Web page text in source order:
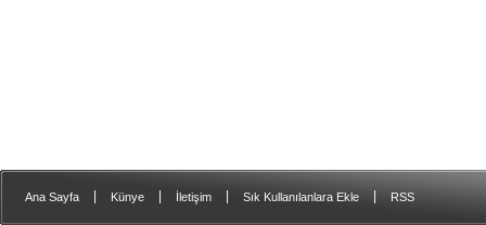
Ana Sayfa Künye İletişim Sık Kullanılanlara Ekle RSS